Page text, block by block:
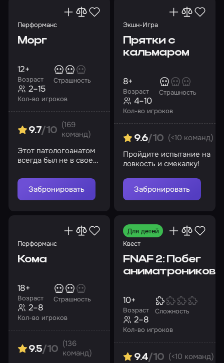
Перформанс
Морг
Возраст
12+
Страшность
Кол-во игроков
2–15
9.7/10
(169
команд)
Этот патологоанатом
всегда был не в своем
морге круглые сутки…
Забронировать
Экшн-Игра
Прятки с
кальмаром
Возраст
8+
Страшность
Кол-во игроков
4–10
9.6/10 (<10 команд)
Пройдите испытание на
ловкость и смекалку!
Забронировать
Перформанс
Кома
Возраст
18+
Страшность
Кол-во игроков
2–8
9.5/10
(136
команд)
Для детей
Квест
FNAF 2: Побег
аниматроников
Возраст
10+
Сложность
Кол-во игроков
2–8
9.4/10 (<10 команд)